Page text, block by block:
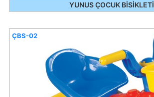
YUNUS ÇOCUK BİSİKLETİ
ÇBS-02